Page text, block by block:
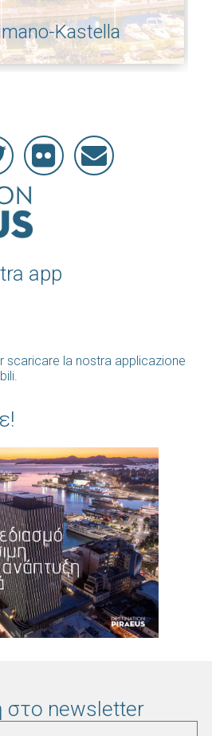
Kastella
app
scaricare la nostra applicazione
στο newsletter